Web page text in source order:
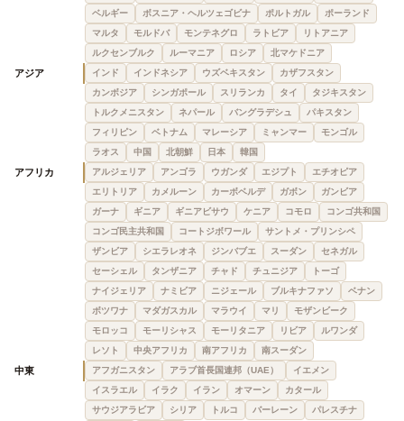
ベルギー
ボスニア・ヘルツェゴビナ ポルトガル
ポーランド
マルタ
モルドバ モンテネグロ ラトビア
リトアニア
ルクセンブルク
ルーマニア ロシア 北マケドニア
アジア インド インドネシア ウズベキスタン
カザフスタン
カンボジア
シンガポール スリランカ タイ
タジキスタン
トルクメニスタン
ネパール バングラデシュ
パキスタン
フィリピン
ベトナム マレーシア ミャンマー
モンゴル
ラオス
中国 北朝鮮 日本 韓国
アフリカ アルジェリア アンゴラ ウガンダ エジプト
エチオピア
エリトリア
カメルーン カーボベルデ ガボン
ガンビア
ガーナ
ギニア ギニアビサウ ケニア コモロ
コンゴ共和国
コンゴ民主共和国
コートジボワール
サントメ・プリンシペ
ザンビア
シエラレオネ ジンバブエ スーダン
セネガル
セーシェル
タンザニア チャド チュニジア
トーゴ
ナイジェリア
ナミビア ニジェール ブルキナファソ
ベナン
ボツワナ
マダガスカル マラウイ マリ
モザンビーク
モロッコ
モーリシャス モーリタニア リビア
ルワンダ
レソト
中央アフリカ 南アフリカ 南スーダン
中東 アフガニスタン アラブ首長国連邦（UAE）
イエメン
イスラエル
イラク イラン オマーン
カタール
サウジアラビア
シリア トルコ バーレーン パレスチナ